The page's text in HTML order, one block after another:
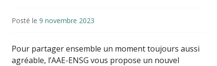
Posté le 9 novembre 2023
Pour partager ensemble un moment toujours aussi
agréable, l’AAE-ENSG vous propose un nouvel